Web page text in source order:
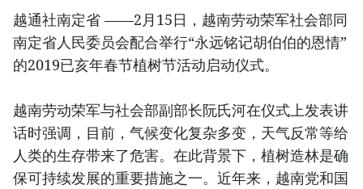
越通社南定省 ——2月15日，越南劳动荣军社会部同
南定省人民委员会配合举行“永远铭记胡伯伯的恩情”
的2019已亥年春节植树节活动启动仪式。
越南劳动荣军与社会部副部长阮氏河在仪式上发表讲
话时强调，目前，气候变化复杂多变，天气反常等给
人类的生存带来了危害。在此背景下，植树造林是确
保可持续发展的重要措施之一。近年来，越南党和国